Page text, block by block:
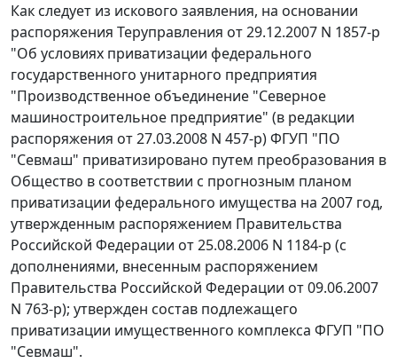
Как следует из искового заявления, на основании
распоряжения Теруправления от 29.12.2007 N 1857-р
"Об условиях приватизации федерального
государственного унитарного предприятия
"Производственное объединение "Северное
машиностроительное предприятие" (в редакции
распоряжения от 27.03.2008 N 457-р) ФГУП "ПО
"Севмаш" приватизировано путем преобразования в
Общество в соответствии с прогнозным планом
приватизации федерального имущества на 2007 год,
утвержденным распоряжением Правительства
Российской Федерации от 25.08.2006 N 1184-р (с
дополнениями, внесенным распоряжением
Правительства Российской Федерации от 09.06.2007
N 763-р); утвержден состав подлежащего
приватизации имущественного комплекса ФГУП "ПО
"Севмаш".